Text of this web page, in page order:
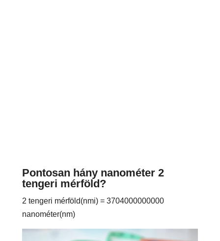
Pontosan hány nanométer 2
tengeri mérföld?
2 tengeri mérföld(nmi) = 3704000000000
nanométer(nm)